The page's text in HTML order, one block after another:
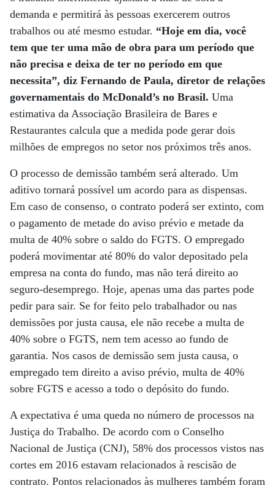
demanda e permitirá às pessoas exercerem outros
trabalhos ou até mesmo estudar. “Hoje em dia, você
tem que ter uma mão de obra para um período que
não precisa e deixa de ter no período em que
necessita”, diz Fernando de Paula, diretor de relações
governamentais do McDonald’s no Brasil. Uma
estimativa da Associação Brasileira de Bares e
Restaurantes calcula que a medida pode gerar dois
milhões de empregos no setor nos próximos três anos.
O processo de demissão também será alterado. Um
aditivo tornará possível um acordo para as dispensas.
Em caso de consenso, o contrato poderá ser extinto, com
o pagamento de metade do aviso prévio e metade da
multa de 40% sobre o saldo do FGTS. O empregado
poderá movimentar até 80% do valor depositado pela
empresa na conta do fundo, mas não terá direito ao
seguro-desemprego. Hoje, apenas uma das partes pode
pedir para sair. Se for feito pelo trabalhador ou nas
demissões por justa causa, ele não recebe a multa de
40% sobre o FGTS, nem tem acesso ao fundo de
garantia. Nos casos de demissão sem justa causa, o
empregado tem direito a aviso prévio, multa de 40%
sobre FGTS e acesso a todo o depósito do fundo.
A expectativa é uma queda no número de processos na
Justiça do Trabalho. De acordo com o Conselho
Nacional de Justiça (CNJ), 58% dos processos vistos nas
cortes em 2016 estavam relacionados à rescisão de
contrato. Pontos relacionados às mulheres também foram